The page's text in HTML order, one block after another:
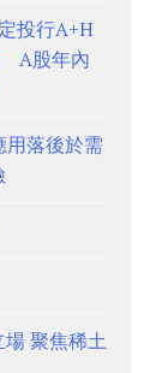
投行A+H
A股年內
落後於需
聚焦稀土